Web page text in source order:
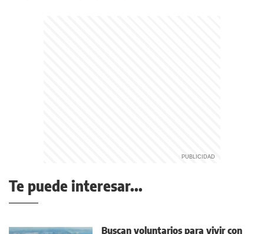
Te puede interesar...
Buscan voluntarios para vivir con